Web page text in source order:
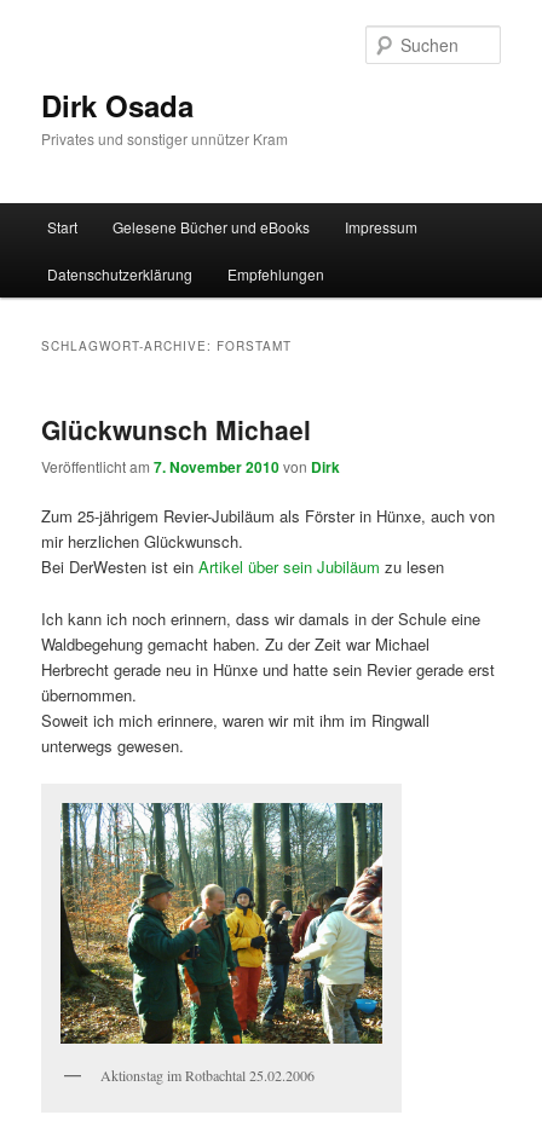
Dirk Osada
Privates und sonstiger unnützer Kram
Start Gelesene Bücher und eBooks Impressum
Datenschutzerklärung Empfehlungen
SCHLAGWORT-ARCHIVE: FORSTAMT
Glückwunsch Michael
Veröffentlicht am7. November 2010von Dirk
Zum 25-jährigem Revier-Jubiläum als Förster in Hünxe, auch von
mir herzlichen Glückwunsch.
Bei DerWesten ist einArtikel über sein Jubiläum zu lesen
Ich kann ich noch erinnern, dass wir damals in der Schule eine
Waldbegehung gemacht haben. Zu der Zeit war Michael
Herbrecht gerade neu in Hünxe und hatte sein Revier gerade erst
übernommen.
Soweit ich mich erinnere, waren wir mit ihm im Ringwall
unterwegs gewesen.
Aktionstag im Rotbachtal 25.02.2006